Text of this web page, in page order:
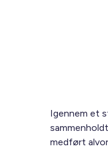
Igennem et
medført